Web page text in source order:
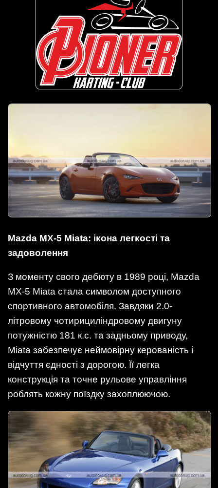
Mazda MX-5 Miata: ікона легкості та
задоволення
З моменту свого дебюту в 1989 році, Mazda
MX-5 Miata стала символом доступного
спортивного автомобіля. Завдяки 2.0-
літровому чотирициліндровому двигуну
потужністю 181 к.с. та задньому приводу,
Miata забезпечує неймовірну керованість і
відчуття єдності з дорогою. Її легка
конструкція та точне рульове управління
роблять кожну поїздку захоплюючою.